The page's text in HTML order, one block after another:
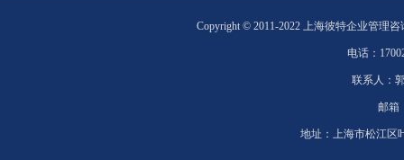
Copyright © 2011-2022 上海彼特企业管理
电话：
联系人：
邮箱
地址： 上海市松江区